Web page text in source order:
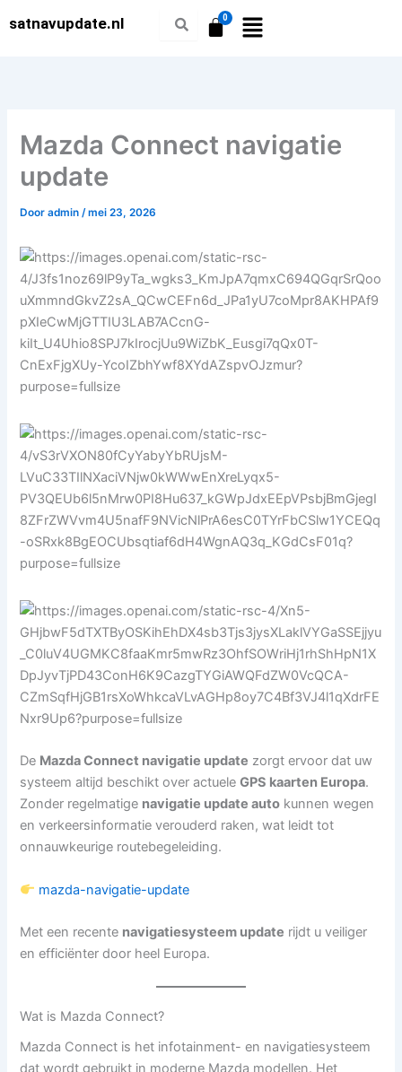
naar
satnavupdate.nl
Mazda Connect navigatie
update
Dooradmin /mei 23, 2026
De Mazda Connect navigatie update zorgt ervoor dat uw
systeem altijd beschikt over actueleGPS kaarten Europa.
Zonder regelmatige navigatie update auto kunnen wegen
en verkeersinformatie verouderd raken, wat leidt tot
onnauwkeurige routebegeleiding.
mazda-navigatie-update
Met een recente navigatiesysteem update rijdt u veiliger
en efficiënter door heel Europa.
Wat is Mazda Connect?
Mazda Connect is het infotainment- en navigatiesysteem
dat wordt gebruikt in moderne Mazda modellen. Het